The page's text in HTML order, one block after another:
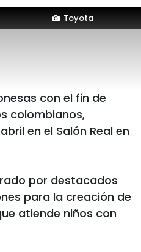
Toyota
con el fin de
colombianos,
en el Salón Real en
por destacados
para la creación de
atiende niños con